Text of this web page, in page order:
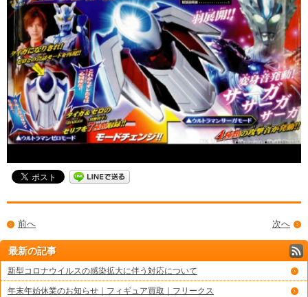
次へ
前へ
最新の記事
新型コロナウイルスの感染拡大に伴う対応について
年末年始休業のお知らせ｜フィギュア買取｜フリークス